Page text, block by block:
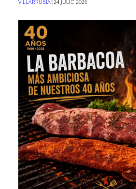
VILLARRUBIA|24 JULIO 2026